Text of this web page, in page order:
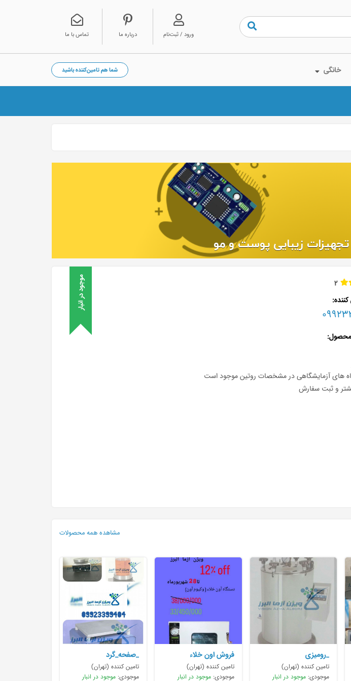
تماس با ما درباره ما ورود / ثبت‌نام
خانگی شما هم تامین‌کننده باشید
2 موجود در انبار
های آزمایشگاهی در مشخصات روتین موجود است
و ثبت سفارش
مشاهده همه محصولات
_رومیزی
تامین کننده (تهران)
موجودی: موجود در انبار
فروش اون خلاء
آزمایشگاهی
تامین کننده (تهران)
موجودی:موجود در انبار
_صفحه_گرد
تامین کننده (تهران)
موجودی: موجود در انبار